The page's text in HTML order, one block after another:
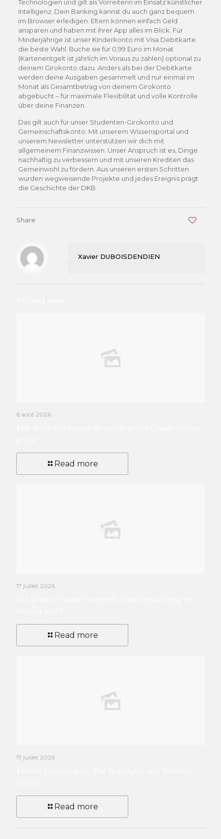
Technologien und gilt als Vorreiterin im Einsatz künstlicher
Intelligenz. Dein Banking kannst du auch ganz bequem
im Browser erledigen. Eltern können einfach Geld
ansparen und haben mit ihrer App alles im Blick. Für
Minderjährige ist unser Kinderkonto mit Visa Debitkarte
die beste Wahl. Buche sie für 0,99 Euro im Monat
(Kartenentgelt ist jährlich im Voraus zu zahlen) optional zu
deinem Girokonto dazu. Anders als bei der Debitkarte
werden deine Ausgaben gesammelt und nur einmal im
Monat als Gesamtbetrag von deinem Girokonto
abgebucht – für maximale Flexibilität und volle Kontrolle
über deine Finanzen.
Das gilt auch für unser Studenten-Girokonto und
Gemeinschaftskonto. Mit unserem Wissensportal und
unserem Newsletter unterstützen wir dich mit
allgemeinem Finanzwissen. Unser Anspruch ist es, Dinge
nachhaltig zu verbessern und mit unseren Krediten das
Gemeinwohl zu fördern. Aus unseren ersten Schritten
wurden wegweisende Projekte und jedes Ereignis prägt
die Geschichte der DKB.
Share
Xavier DUBOISDENDIEN
6 août 2026
Read more
17 juillet 2026
Read more
17 juillet 2026
Read more